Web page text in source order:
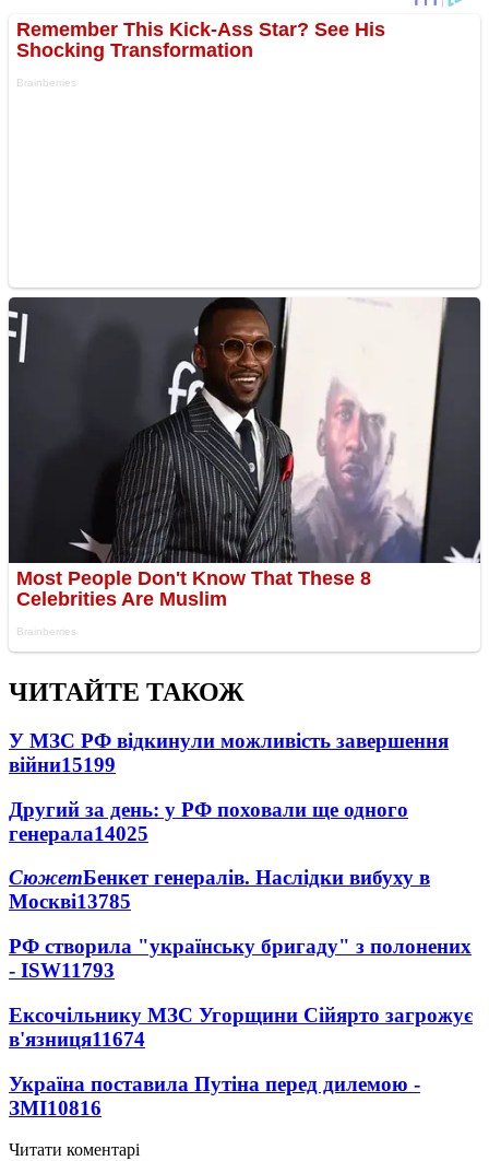
ЧИТАЙТЕ ТАКОЖ
У МЗС РФ відкинули можливість завершення
війни15199
Другий за день: у РФ поховали ще одного
генерала14025
СюжетБенкет генералів. Наслідки вибуху в
Москві13785
РФ створила "українську бригаду" з полонених
- ISW11793
Ексочільнику МЗС Угорщини Сійярто загрожує
в'язниця11674
Україна поставила Путіна перед дилемою -
ЗМІ10816
Читати коментарі